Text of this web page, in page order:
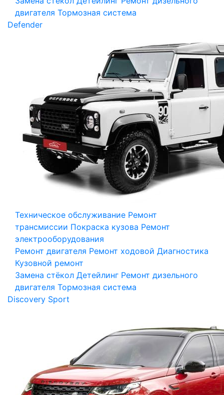
двигателя Тормозная система
Defender
Техническое обслуживание Ремонт
трансмиссии Покраска кузова Ремонт
электрооборудования
Ремонт двигателя Ремонт ходовой Диагностика
Кузовной ремонт
Замена стёкол Детейлинг Ремонт дизельного
двигателя Тормозная система
Discovery Sport